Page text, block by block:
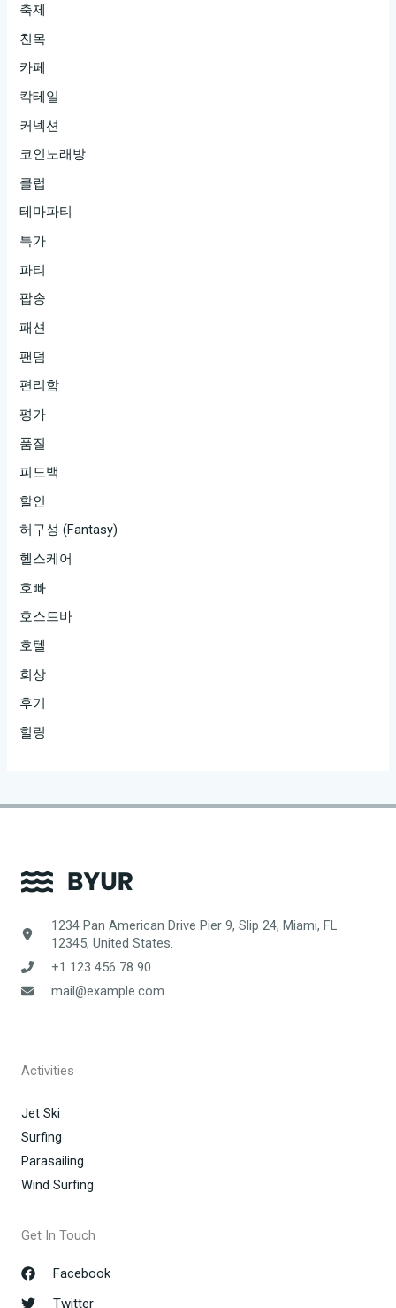
축제
친목
카페
칵테일
커넥션
코인노래방
클럽
테마파티
특가
파티
팝송
패션
팬덤
편리함
평가
품질
피드백
할인
허구성 (Fantasy)
헬스케어
호빠
호스트바
호텔
회상
후기
힐링
1234 Pan American Drive Pier 9, Slip 24, Miami, FL
12345, United States.
+1 123 456 78 90
mail@example.com
Activities
Jet Ski
Surfing
Parasailing
Wind Surfing
Get In Touch
Facebook
Twitter